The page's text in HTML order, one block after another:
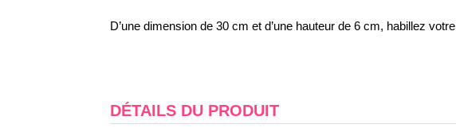
D’une dimension de 30 cm et d’une hauteur de 6 cm, habillez votre
DÉTAILS DU PRODUIT